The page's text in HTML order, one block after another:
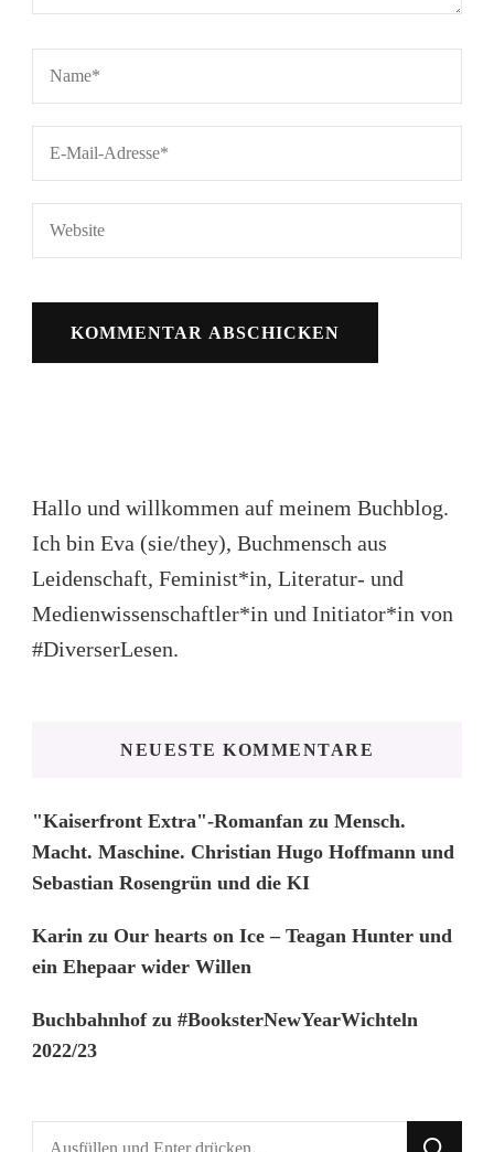
Hallo und willkommen auf meinem Buchblog.
Ich bin Eva (sie/they), Buchmensch aus
Leidenschaft, Feminist*in, Literatur- und
Medienwissenschaftler*in und Initiator*in von
#DiverserLesen.
NEUESTE KOMMENTARE
"Kaiserfront Extra"-Romanfan zu Mensch.
Macht. Maschine. Christian Hugo Hoffmann und
Sebastian Rosengrün und die KI
Karin zu Our hearts on Ice – Teagan Hunter und
ein Ehepaar wider Willen
Buchbahnhofzu #BooksterNewYearWichteln
2022/23
Suchst